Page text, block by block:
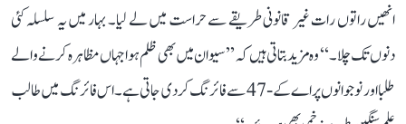
انھیں راتوں رات غیر قانونی طریقے سے حراست میں لے لیا۔ بہار میں یہ سلسلہ کئی
دنوں تک چلا۔‘‘ وہ مزید بتاتی ہیں کہ ’’سیوان میں بھی ظلم ہوا جہاں مظاہرہ کرنے والے
طلبا اور نوجوانوں پر اے کے-47 سے فائرنگ کر دی جاتی ہے۔ اس فائرنگ میں طالب